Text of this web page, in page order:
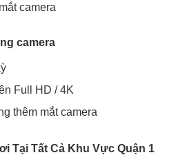
camera
camera
Full HD / 4K
thêm mắt camera
Tại Tất Cả Khu Vực Quận 1